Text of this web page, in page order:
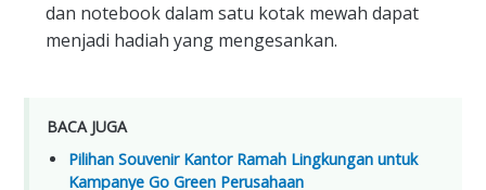
dan notebook dalam satu kotak mewah dapat
menjadi hadiah yang mengesankan.
BACA JUGA
Pilihan Souvenir Kantor Ramah Lingkungan untuk
Kampanye Go Green Perusahaan